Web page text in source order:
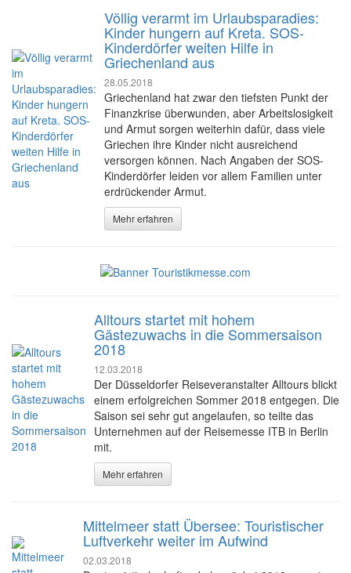
Völlig verarmt im Urlaubsparadies:
Kinder hungern auf Kreta. SOS-
Kinderdörfer weiten Hilfe in
Griechenland aus
28.05.2018
Griechenland hat zwar den tiefsten Punkt der
Finanzkrise überwunden, aber Arbeitslosigkeit
und Armut sorgen weiterhin dafür, dass viele
Griechen ihre Kinder nicht ausreichend
versorgen können. Nach Angaben der SOS-
Kinderdörfer leiden vor allem Familien unter
erdrückender Armut.
Mehr erfahren
Alltours startet mit hohem
Gästezuwachs in die Sommersaison
2018
12.03.2018
Der Düsseldorfer Reiseveranstalter Alltours blickt
einem erfolgreichen Sommer 2018 entgegen. Die
Saison sei sehr gut angelaufen, so teilte das
Unternehmen auf der Reisemesse ITB in Berlin
mit.
Mehr erfahren
Mittelmeer statt Übersee: Touristischer
Luftverkehr weiter im Aufwind
02.03.2018